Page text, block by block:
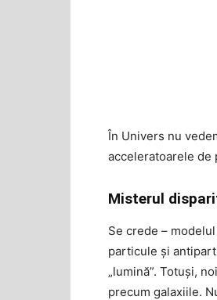
În Univers nu
acceleratoarele de
Misterul
Se crede –
particule și
„lumină”. Totuși,
precum galaxiile.